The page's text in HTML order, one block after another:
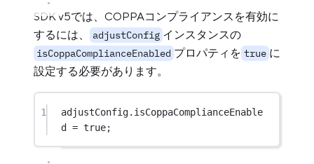
SDK v5では、COPPAコンプライアンスを有効に
するには、
adjustConfig インスタンスの
isCoppaComplianceEnabled プロパティを true に
設定する必要があります。
1
adjustConfig.isCoppaComplianceEnable
d = true;